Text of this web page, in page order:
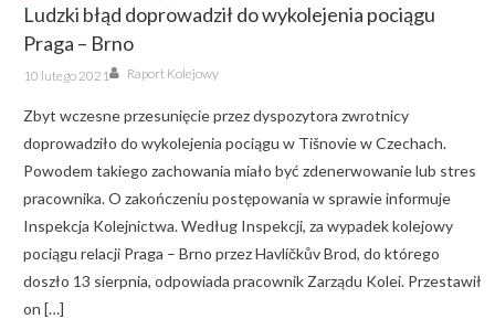
Ludzki błąd doprowadził do wykolejenia pociągu
Praga – Brno
Posted
on
10 lutego 2021 Author
Raport Kolejowy
Zbyt wczesne przesunięcie przez dyspozytora zwrotnicy
doprowadziło do wykolejenia pociągu w Tišnovie w Czechach.
Powodem takiego zachowania miało być zdenerwowanie lub stres
pracownika. O zakończeniu postępowania w sprawie informuje
Inspekcja Kolejnictwa. Według Inspekcji, za wypadek kolejowy
pociągu relacji Praga – Brno przez Havlíčkův Brod, do którego
doszło 13 sierpnia, odpowiada pracownik Zarządu Kolei. Przestawił
on […]